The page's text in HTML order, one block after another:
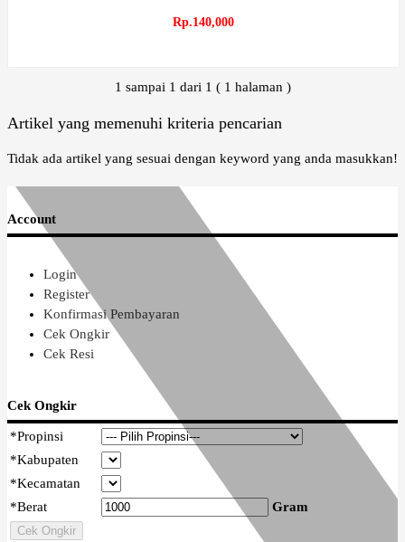
Rp.140,000
1 sampai 1 dari 1 ( 1 halaman )
Artikel yang memenuhi kriteria pencarian
Tidak ada artikel yang sesuai dengan keyword yang anda masukkan!
Account
Login
Register
Konfirmasi Pembayaran
Cek Ongkir
Cek Resi
Cek Ongkir
*Propinsi
*Kabupaten
*Kecamatan
*Berat Gram
Cek Ongkir